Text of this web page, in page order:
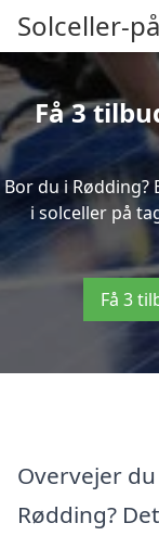
Solceller-
Få 3
Bor du i
i solceller på
Få 3
Overvejer
Rødding?